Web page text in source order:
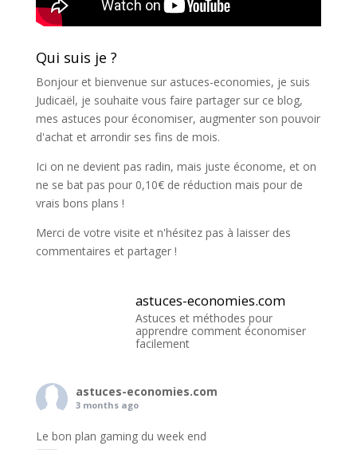
Qui suis je ?
Bonjour et bienvenue sur astuces-economies, je suis
Judicaël, je souhaite vous faire partager sur ce blog,
mes astuces pour économiser, augmenter son pouvoir
d'achat et arrondir ses fins de mois.
Ici on ne devient pas radin, mais juste économe, et on
ne se bat pas pour 0,10€ de réduction mais pour de
vrais bons plans !
Merci de votre visite et n'hésitez pas à laisser des
commentaires et partager !
astuces-economies.com
Astuces et méthodes pour
apprendre comment économiser
facilement
astuces-economies.com
3 months ago
Le bon plan gaming du week end